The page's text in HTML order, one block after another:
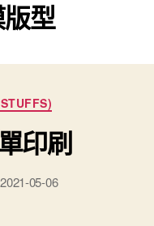
型
印刷
2021-05-06